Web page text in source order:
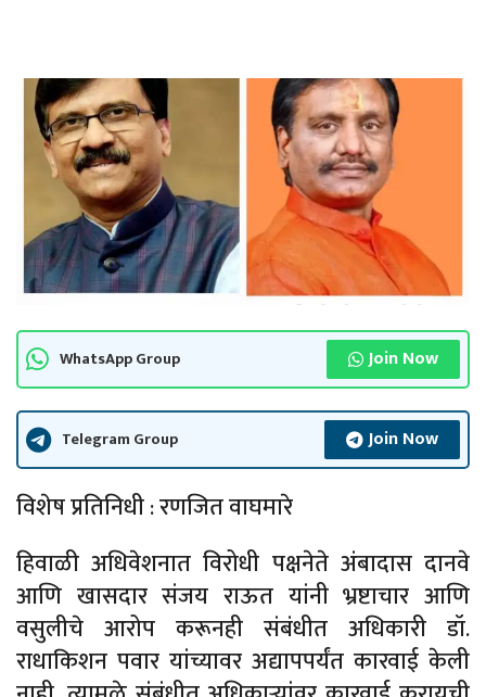
WhatsApp Group Join Now
Telegram Group Join Now
विशेष प्रतिनिधी : रणजित वाघमारे
हिवाळी अधिवेशनात विरोधी पक्षनेते अंबादास दानवे
आणि खासदार संजय राऊत यांनी भ्रष्टाचार आणि
वसुलीचे आरोप करूनही संबंधीत अधिकारी डॉ.
राधाकिशन पवार यांच्यावर अद्यापपर्यंत कारवाई केली